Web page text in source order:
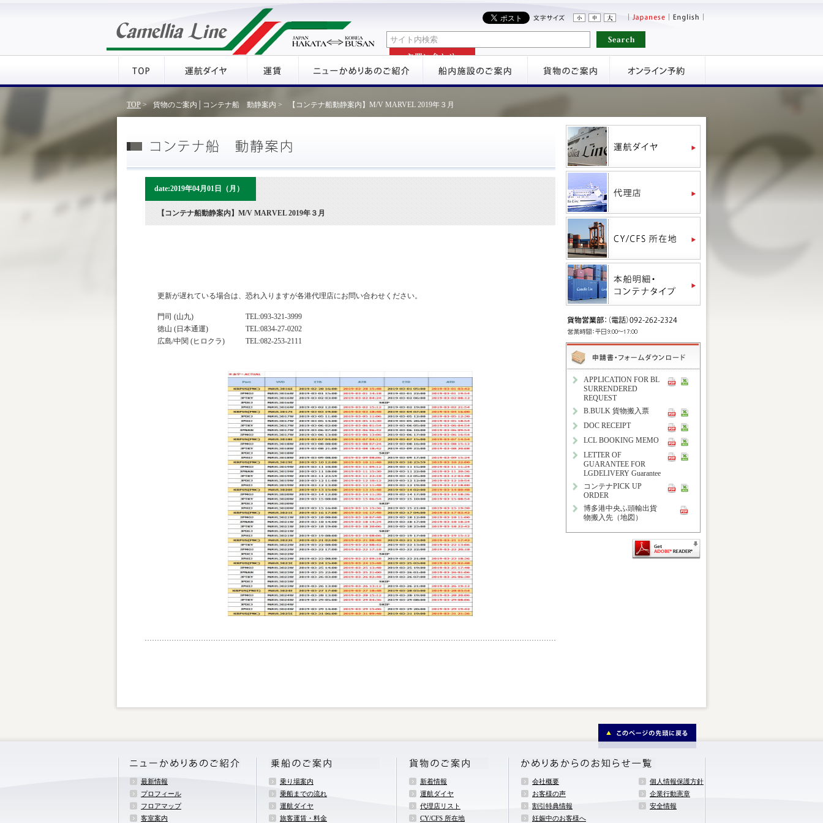
TOP> 貨物のご案内│コンテナ船 動静案内 > 【コンテナ船動静案内】M/V MARVEL 2019年３月
date:2019年04月01日（月）
【コンテナ船動静案内】M/V MARVEL 2019年３月
更新が遅れている場合は、恐れ入りますが各港代理店にお問い合わせください。
門司 (山九)
TEL:093-321-3999
徳山 (日本通運)
TEL:0834-27-0202
広島/中関 (ヒロクラ)
TEL:082-253-2111
APPLICATION FOR BL
SURRENDERED
REQUEST
B.BULK 貨物搬入票
DOC RECEIPT
LCL BOOKING MEMO
LETTER OF
GUARANTEE FOR
LGDELIVERY Guarantee
コンテナPICK UP
ORDER
博多港中央ふ頭輸出貨
物搬入先（地図）
最新情報
プロフィール
フロアマップ
客室案内
乗り場案内
乗船までの流れ
運航ダイヤ
旅客運賃・料金
新着情報
運航ダイヤ
代理店リスト
CY/CFS 所在地
会社概要
お客様の声
割引特典情報
妊娠中のお客様へ
個人情報保護方針
企業行動憲章
安全情報